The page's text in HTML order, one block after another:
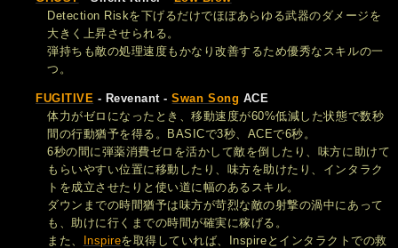
Detection Riskを下げるだけでほぼあらゆる武器のダメージを
大きく上昇させられる。
弾持ちも敵の処理速度もかなり改善するため優秀なスキルの一
つ。
FUGITIVE - Revenant -Swan Song ACE
体力がゼロになったとき、移動速度が60%低減した状態で数秒
間の行動猶予を得る。BASICで3秒、ACEで6秒。
6秒の間に弾薬消費ゼロを活かして敵を倒したり、味方に助けて
もらいやすい位置に移動したり、味方を助けたり、インタラク
トを成立させたりと使い道に幅のあるスキル。
ダウンまでの時間猶予は味方が苛烈な敵の射撃の渦中にあって
も、助けに行くまでの時間が確実に稼げる。
また、 Inspireを取得していれば、Inspireとインタラクトでの救